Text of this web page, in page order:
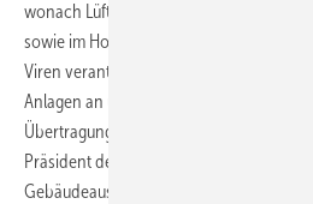
wonach Lüftungs- und Kühlungsanlagen
sowie im Hotspotkreis Heinsberg für die
Viren verantwortlich seien. „Würden
Anlagen an unsere und allgemeine
Übertragungen wirksam vermieden
Präsident des BTGA –
Gebäudeausrüstung